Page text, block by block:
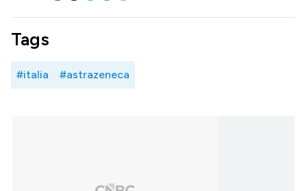
Tags
#italia #astrazeneca